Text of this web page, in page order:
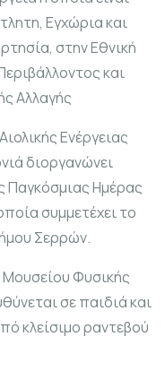
Εγχώρια και
στην Εθνική
και
Αλλαγής
Ενέργειας
διοργανώνει
Παγκόσμιας Ημέρας
συμμετέχει το
Σερρών.
Φυσικής
σε παιδιά και
κλείσιμο ραντεβού